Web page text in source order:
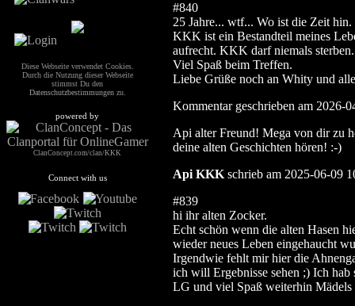
Diese Webseite verwendet Cookies.
Durch die Nutzung dieser Webseite
stimmst Du den
Datenschutzbestimmungen zu.
powered by
ClanConcept.com/clan/KKK
Connect with us
#840
25 Jahre... wtf... Wo ist die Zeit hin.
KKK ist ein Bestandteil meines
aufrecht. KKK darf niemals
Viel Spaß beim Treffen.
Liebe Grüße noch an Whity und
Kommentar geschrieben am
Api alter Freund! Mega von dir zu
deine alten Geschichten hören! :-)
Api KKK schrieb am 2025-06-09
#839
hi ihr alten Zocker.
Echt schön wenn die alten Hasen
wieder neues Leben eingehaucht
Irgendwie fehlt mir hier die
ich will Ergebnisse sehen ;) Ich
LG und viel Spaß weiterhin Mädels